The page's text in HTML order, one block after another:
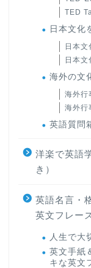
TED
日本文化
日本文
日本文
海外の文
海外行
海外行
英語質問
洋楽で英語
き）
英語名言・
英文フレー
人生で大
英文手紙
キな英文